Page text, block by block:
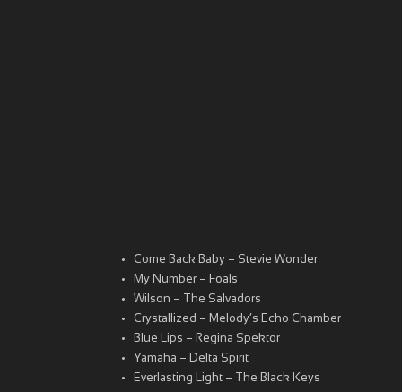
Come Back Baby – Stevie Wonder
My Number – Foals
Wilson – The Salvadors
Crystallized – Melody’s Echo Chamber
Blue Lips – Regina Spektor
Yamaha – Delta Spirit
Everlasting Light – The Black Keys